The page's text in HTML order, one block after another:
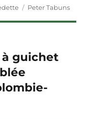
Étiquettes
Peter Tabuns
à guichet